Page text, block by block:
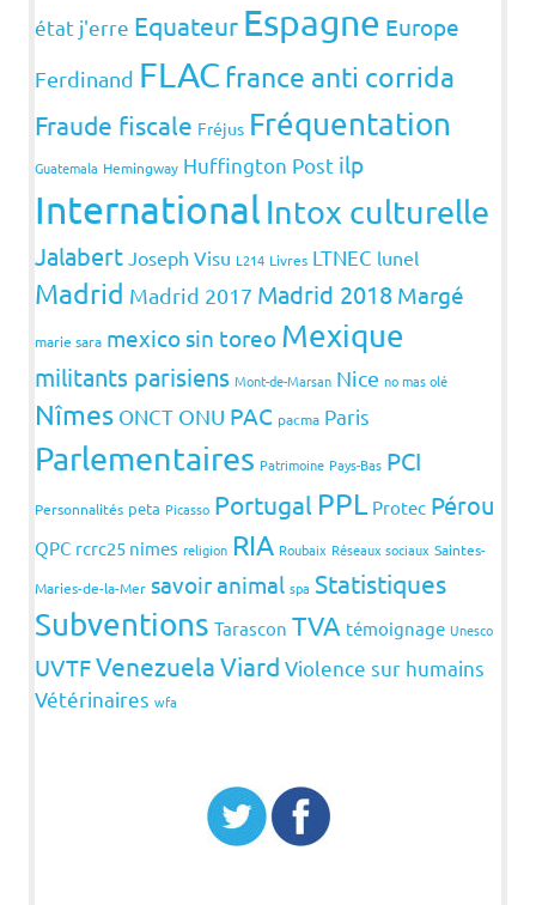
état j'erre Equateur Espagne Europe
Ferdinand FLAC france anti corrida
Fraude fiscale Fréjus Fréquentation
Guatemala Hemingway Huffington Post ilp
International Intox culturelle
Jalabert Joseph Visu L214 Livres LTNEC lunel
Madrid Madrid 2017 Madrid 2018 Margé
marie sara mexico sin toreo Mexique
militants parisiens Mont-de-Marsan Nice no mas olé
Nîmes ONCT ONU PAC pacma Paris
Parlementaires Patrimoine Pays-Bas PCI
Personnalités peta Picasso Portugal PPL Protec Pérou
QPC rcrc25 nimes religion RIA Roubaix Réseaux sociaux Saintes-
Maries-de-la-Mer savoir animal spa Statistiques
Subventions Tarascon TVA témoignage Unesco
UVTFVenezuelaViard Violence sur humains
Vétérinaires wfa